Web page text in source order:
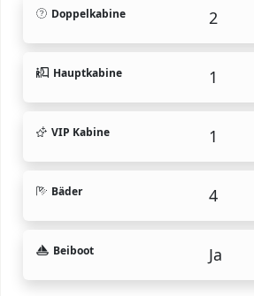
Doppelkabine 2
Hauptkabine 1
VIP Kabine 1
Bäder 4
Beiboot Ja